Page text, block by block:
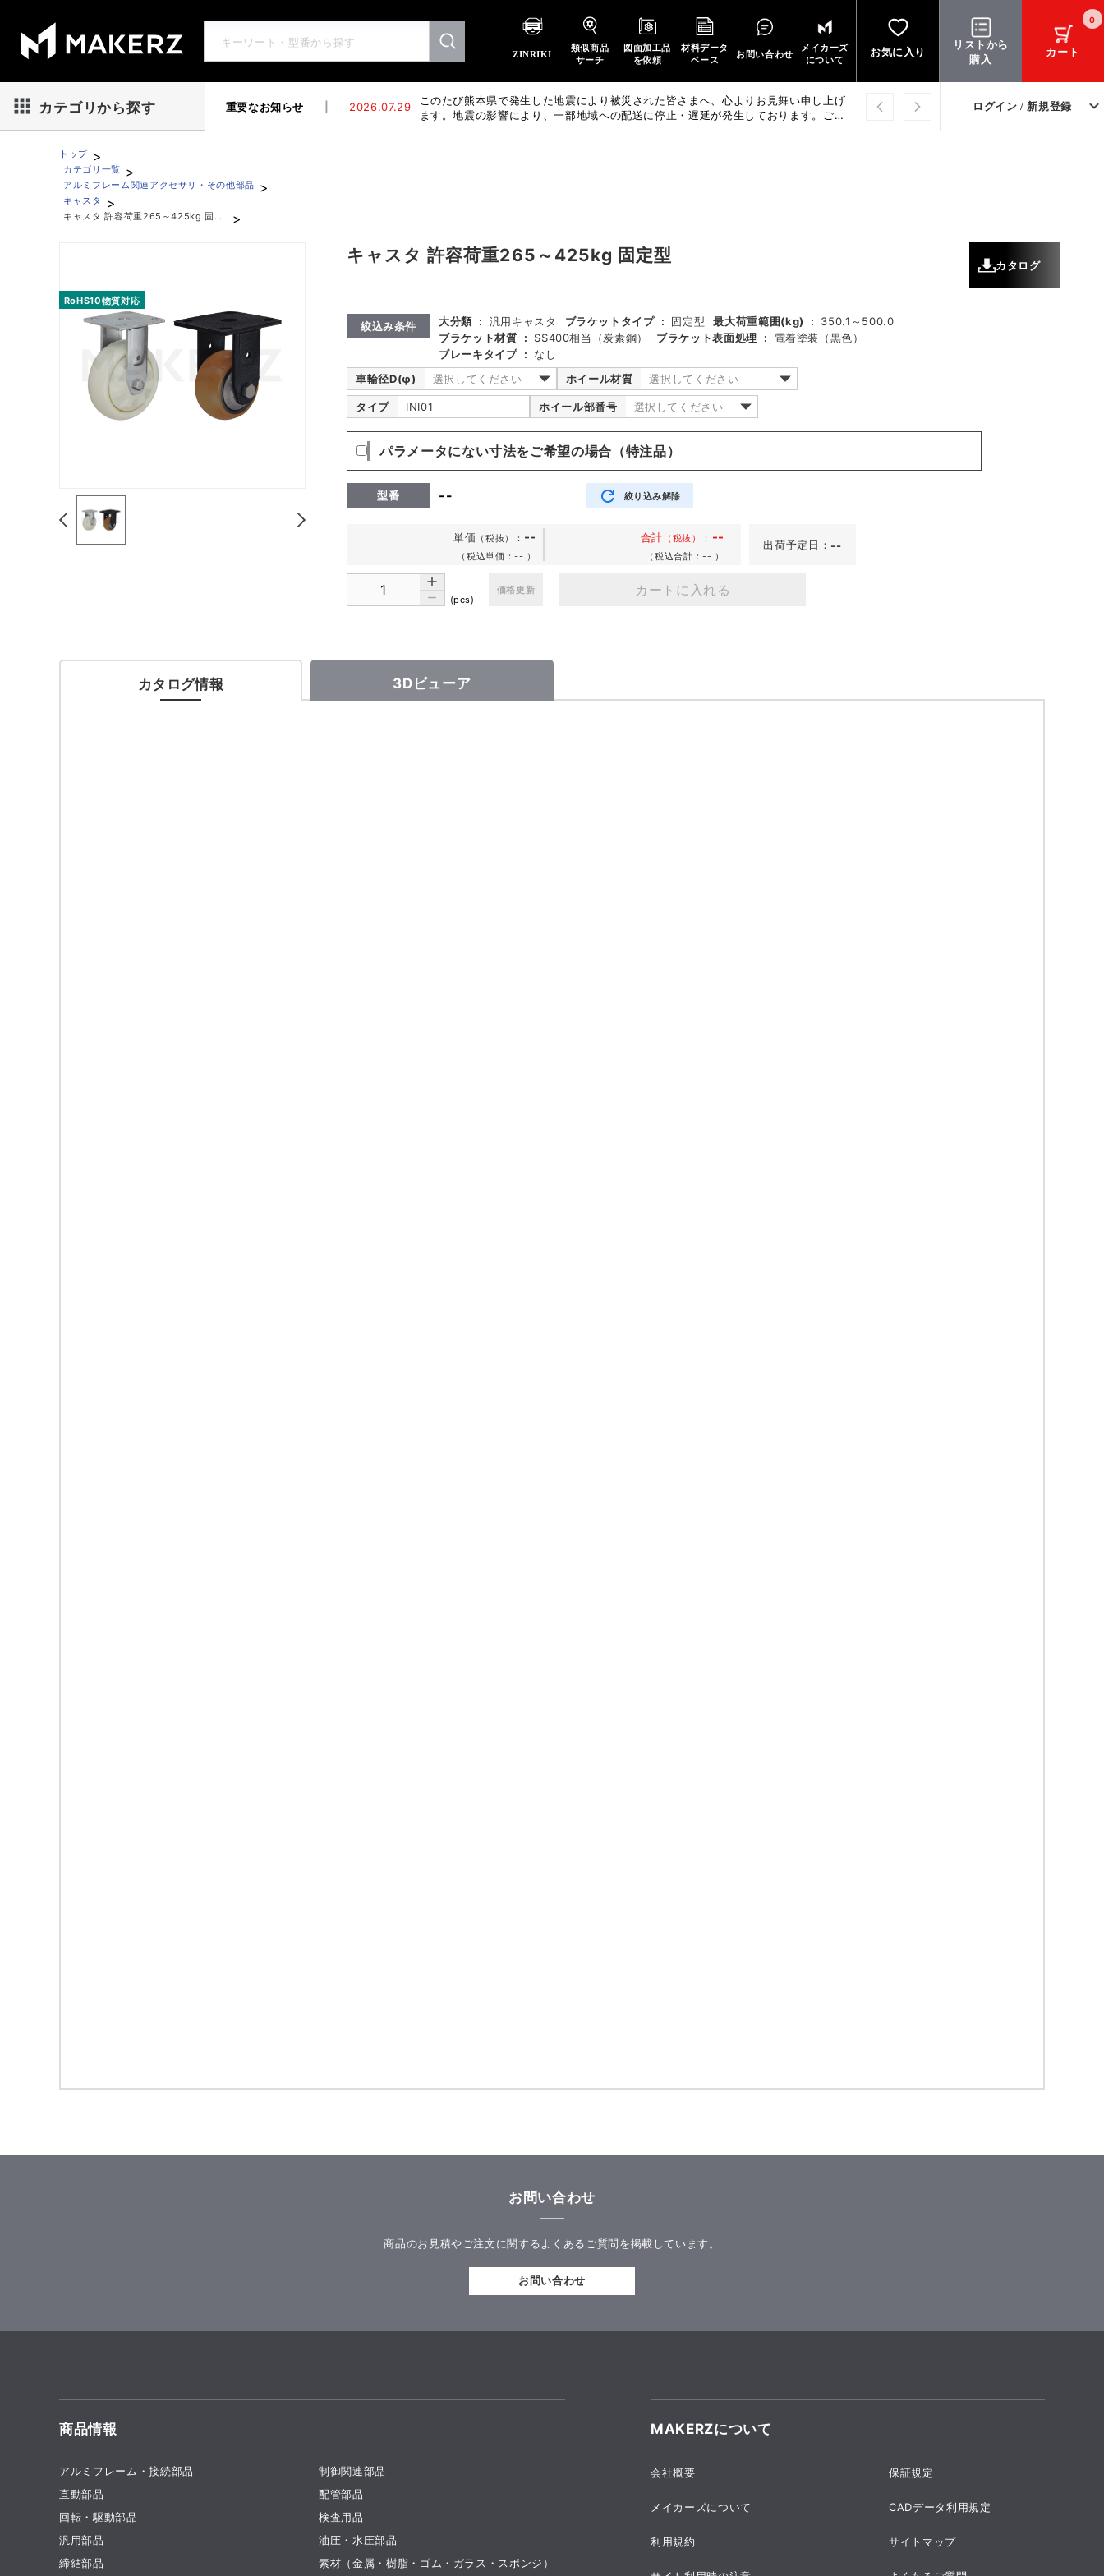
ZINRIKI
類似商品
サーチ
図面加工品
を依頼
材料データ
ベース
お問い合わせ
メイカーズ
について
お気に入り
リストから
購入
カート
0
カテゴリから探す 重要なお知らせ 2026.07.29
このたび熊本県で発生した地震により被災された皆さまへ、心よりお見舞い申し上げ
ます。地震の影響により、一部地域への配送に停止・遅延が発生しております。ご迷
惑をおかけいたしますが、何卒ご理解賜りますようお願い申し上げます。
ログイン / 新規登録
トップ >
カテゴリ一覧 >
アルミフレーム関連アクセサリ・その他部品 >
キャスタ >
キャスタ 許容荷重265～425kg 固定型
>
キャスタ 許容荷重265～425kg 固定型
RoHS10物質対応
絞込み条件 大分類 : 汎用キャスタ ブラケットタイプ : 固定型 最大荷重範囲(kg) :
350.1～500.0
ブラケット材質
: SS400相当（炭素鋼） ブラケット表面処理 :
電着塗装（黒色）
ブレーキタイプ :
なし
車輪径D(φ)
選択してください ホイール材質 選択してください
タイプ INI01 ホイール部番号 選択してください
パラメータにない寸法をご希望の場合（特注品）
型番 -- 絞り込み解除
単価 （税抜） ： --
（税込単価：-- ）
合計 （税抜）： --
（税込合計：-- ）
出荷予定日： --
(pcs)
価格更新 カートに入れる
カタログ
カタログ情報 3Dビューア
お問い合わせ
商品のお見積やご注文に関するよくあるご質問を掲載しています。
お問い合わせ
商品情報
アルミフレーム・接続部品
直動部品
回転・駆動部品
汎用部品
締結部品
制御関連部品
配管部品
検査用品
油圧・水圧部品
素材（金属・樹脂・ゴム・ガラス・スポンジ）
MAKERZについて
会社概要
メイカーズについて
利用規約
保証規定
CADデータ利用規定
サイトマップ